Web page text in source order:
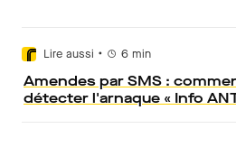
Lire aussi • 6 min
Amendes par SMS :
détecter l'arnaque « Info